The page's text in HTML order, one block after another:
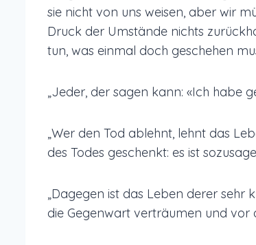
sie nicht von uns weisen, aber wir
Druck der Umstände nichts
tun, was einmal doch geschehen
„Jeder, der sagen kann: «Ich habe
„Wer den Tod ablehnt, lehnt das
des Todes geschenkt: es ist
„Dagegen ist das Leben derer sehr
die Gegenwart verträumen und vor